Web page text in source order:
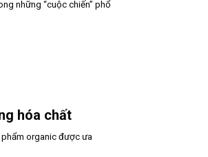
những “cuộc chiến” phổ
hóa chất
organic được ưa